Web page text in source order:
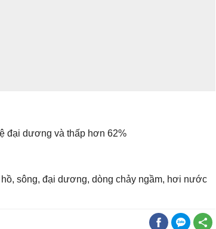
đại dương và thấp hơn 62%
sông, đại dương, dòng chảy ngầm, hơi nước